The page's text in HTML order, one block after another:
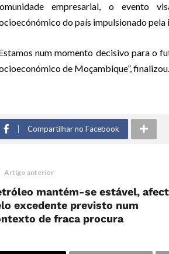
empresarial, o evento
do país impulsionado
num momento decisivo para o
de Moçambique”, finalizou.
Compartilhar no Facebook
Artigo anterior
mantém-se estável,
excedente previsto num
de fraca procura